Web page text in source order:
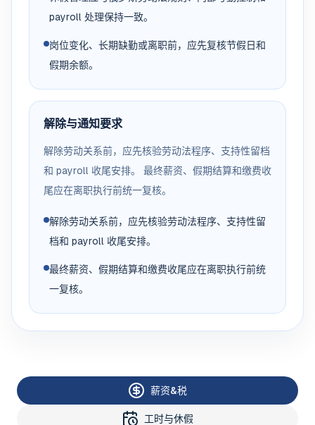
payroll 处理保持一致。
岗位变化、长期缺勤或离职前，应先复核节假日和
假期余额。
解除与通知要求
解除劳动关系前，应先核验劳动法程序、支持性留档
和 payroll 收尾安排。 最终薪资、假期结算和缴费收
尾应在离职执行前统一复核。
解除劳动关系前，应先核验劳动法程序、支持性留
档和 payroll 收尾安排。
最终薪资、假期结算和缴费收尾应在离职执行前统
一复核。
薪资&税
工时与休假